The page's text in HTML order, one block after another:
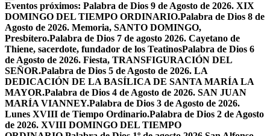
Eventos próximos: Palabra de Dios 9 de Agosto de 2026. XIX
DOMINGO DEL TIEMPO ORDINARIO.Palabra de Dios 8 de
Agosto de 2026. Memoria, SANTO DOMINGO,
Presbítero.Palabra de Dios 7 de agosto 2026. Cayetano de
Thiene, sacerdote, fundador de los TeatinosPalabra de Dios 6
de Agosto de 2026. Fiesta, TRANSFIGURACIÓN DEL
SEÑOR.Palabra de Dios 5 de Agosto de 2026. LA
DEDICACIÓN DE LA BASÍLICA DE SANTA MARÍA LA
MAYOR.Palabra de Dios 4 de Agosto de 2026. SAN JUAN
MARÍA VIANNEY.Palabra de Dios 3 de Agosto de 2026.
Lunes XVIII de Tiempo Ordinario.Palabra de Dios 2 de Agosto
de 2026. XVIII DOMINGO DEL TIEMPO